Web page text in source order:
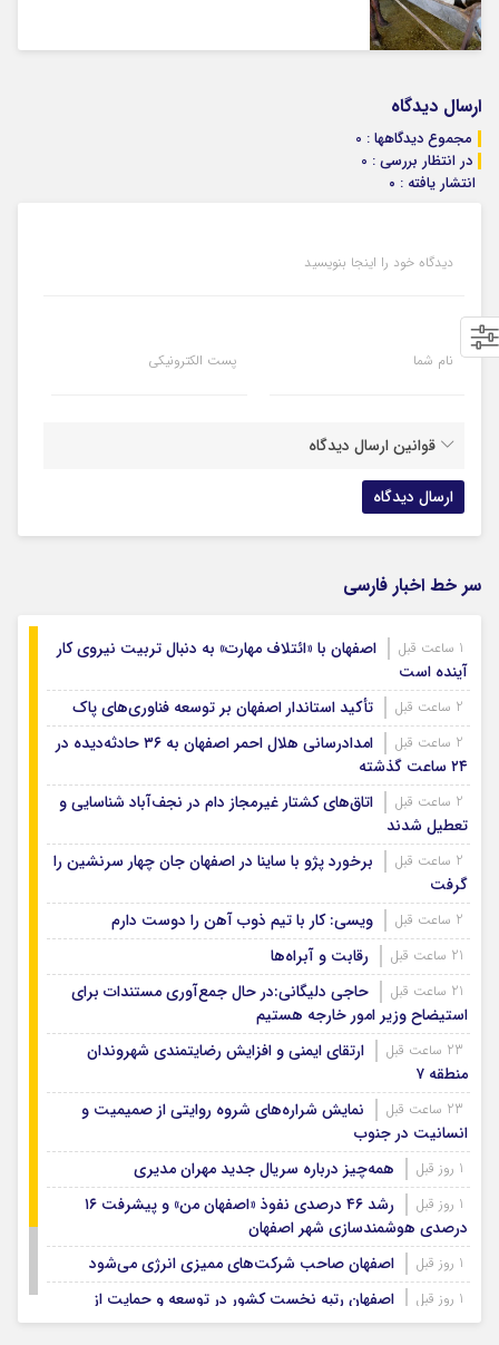
ارسال دیدگاه
مجموع دیدگاهها : 0
در انتظار بررسی : 0
انتشار یافته : ۰
دیدگاه خود را اینجا بنویسید
نام شما پست الکترونیکی
قوانین ارسال دیدگاه
سر خط اخبار فارسی
اصفهان با «ائتلاف مهارت» به دنبال تربیت نیروی کار
آینده است
تأکید استاندار اصفهان بر توسعه فناوری‌های پاک
امدادرسانی هلال احمر اصفهان به ۳۶ حادثه‌دیده در
۲۴ ساعت گذشته
اتاق‌های کشتار غیرمجاز دام در نجف‌آباد شناسایی و
تعطیل شدند
برخورد پژو با ساینا در اصفهان جان چهار سرنشین را
گرفت
ویسی: کار با تیم ذوب آهن را دوست دارم
رقابت و آبراه‌ها
حاجی دلیگانی:در حال جمع‌آوری مستندات برای
استیضاح وزیر امور خارجه هستیم
ارتقای ایمنی و افزایش رضایتمندی شهروندان
منطقه ۷
نمایش شراره‌های شروه روایتی از صمیمیت و
انسانیت در جنوب
همه‌چیز درباره سریال جدید مهران مدیری
رشد ۴۶ درصدی نفوذ «اصفهان من» و پیشرفت ۱۶
درصدی هوشمندسازی شهر اصفهان
اصفهان صاحب شرکت‌های ممیزی انرژی می‌شود
اصفهان رتبه نخست کشور در توسعه و حمایت از
تشکل‌های اجتماعی